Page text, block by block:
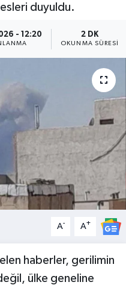
duyuldu.
- 12:20 2 DK
OKUNMA SÜRESI
A- A+
haberler, gerilimin
ülke geneline